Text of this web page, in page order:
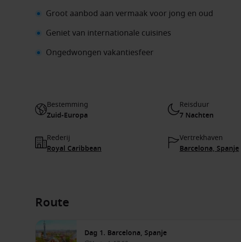
Groot aanbod aan vermaak voor jong en oud
Geniet van internationale cuisines
Ongedwongen vakantiesfeer
Bestemming
Zuid-Europa
Reisduur
7 Nachten
Rederij
Royal Caribbean
Vertrekhaven
Barcelona, Spanje
Route
Dag 1. Barcelona, Spanje